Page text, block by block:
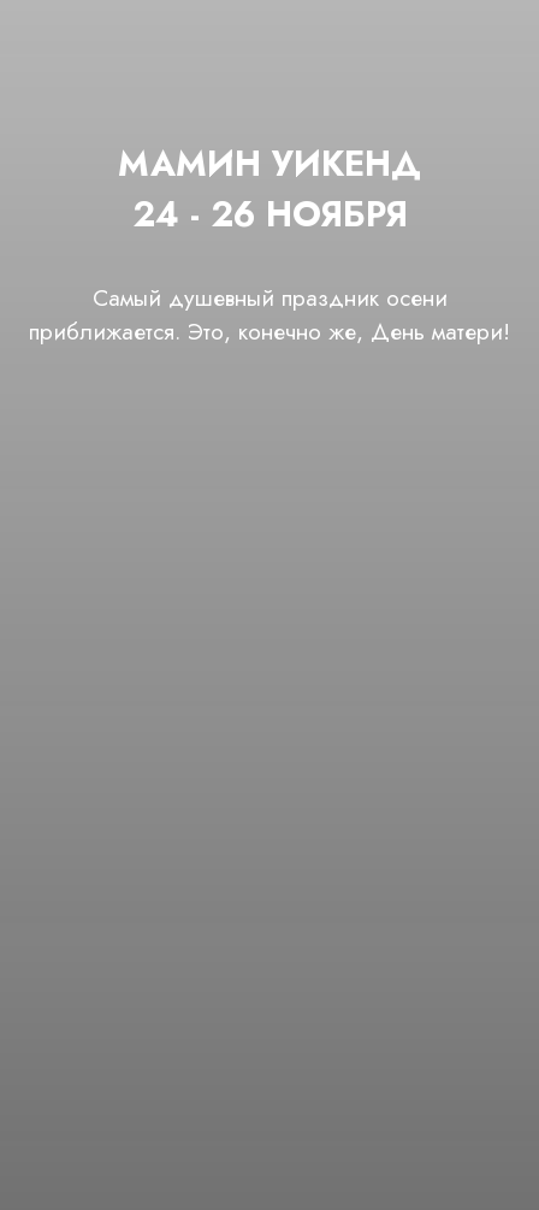
МАМИН УИКЕНД
24 - 26 НОЯБРЯ
Самый душевный праздник осени
приближается. Это, конечно же, День матери!